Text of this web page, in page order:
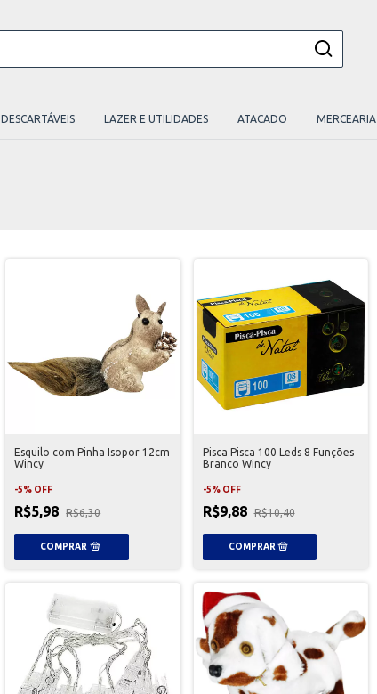
DESCARTÁVEIS LAZER E UTILIDADES ATACADO MERCEARIA
Esquilo com Pinha Isopor 12cm
Wincy
-5% OFF
R$5,98 R$6,30
Pisca Pisca 100 Leds 8 Funções
Branco Wincy
-5% OFF
R$9,88 R$10,40